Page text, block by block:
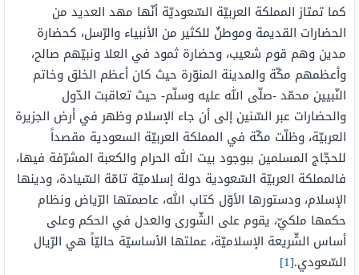
كما تمتاز المملكة العربيّة السّعوديّة أنّها مهد العديد من
الحضارات القديمة وموطنٌ للكثير من الأنبياء والرّسل، كحضارة
مدين وهم قوم شعيب، وحضارة ثمود في العلا ونبيّهم صالح،
وأعظمهم مكّة والمدينة المنوّرة حيث كان أعظم الخلق وخاتم
النّبيين محمّد -صلّى الله عليه وسلّم- حيث تعاقبت الدّول
والحضارات عبر السّنين إلى أن جاء الإسلام وظهر في أرض الجزيرة
العربيّة، وظلّت مكّة في المملكة العربيّة السعودية مقصداً
للحجّاج المسلمين ببوجود بيت الله الحرام والكعبة المشرّفة فيها،
فالمملكة العربيّة السّعودية دولة إسلاميّة تامّة السّيادة، ودينها
الإسلام، ودستورها الأوّل كتاب الله، عاصمتها الرّياض ونظام
حكمها ملكيّ، يقوم على الشّورى والعدل في الحكم وعلى
أساس الشّريعة الإسلاميّة، عملتها الأساسيّة حاليّاً هي الرّيال
السّعودي.[1]